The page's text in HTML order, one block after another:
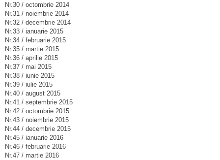
Nr.30 / octombrie 2014
Nr.31 / noiembrie 2014
Nr.32 / decembrie 2014
Nr.33 / ianuarie 2015
Nr.34 / februarie 2015
Nr.35 / martie 2015
Nr.36 / aprilie 2015
Nr.37 / mai 2015
Nr.38 / iunie 2015
Nr.39 / iulie 2015
Nr.40 / august 2015
Nr.41 / septembrie 2015
Nr.42 / octombrie 2015
Nr.43 / noiembrie 2015
Nr.44 / decembrie 2015
Nr.45 / ianuarie 2016
Nr.46 / februarie 2016
Nr.47 / martie 2016